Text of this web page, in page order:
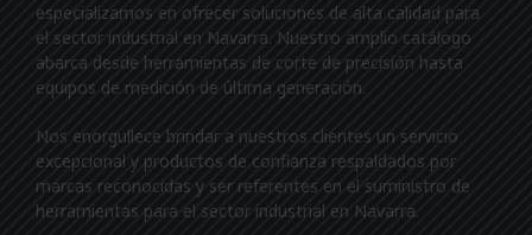
especializamos en ofrecer soluciones de alta calidad para
el sector industrial en Navarra. Nuestro amplio catálogo
abarca desde herramientas de corte de precisión hasta
equipos de medición de última generación.
Nos enorgullece brindar a nuestros clientes un servicio
excepcional y productos de confianza respaldados por
marcas reconocidas y ser referentes en el suministro de
herramientas para el sector industrial en Navarra.